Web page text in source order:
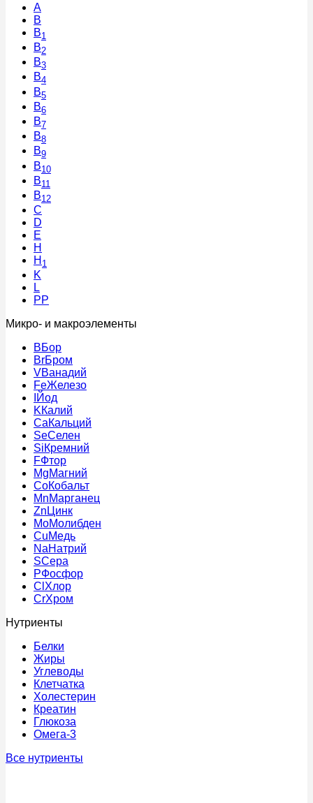
A
В
B1
B2
B3
B4
B5
B6
B7
B8
B9
B10
B11
B12
C
D
E
H
H 1
K
L
PP
Микро- и макроэлементы
BБор
BrБром
VВанадий
FeЖелезо
Йод
KКалий
CaКальций
SeСелен
SiКремний
FФтор
MgМагний
CoКобальт
MnМарганец
Zn Цинк
MoМолибден
CuМедь
NaНатрий
SСера
PФосфор
Cl Хлор
CrХром
Нутриенты
Белки
Жиры
Углеводы
Клетчатка
Холестерин
Креатин
Глюкоза
Омега-3
Все нутриенты